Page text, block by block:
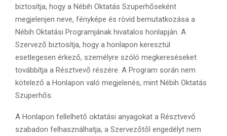
biztosítja, hogy a Nébih Oktatás Szuperhőseként
megjelenjen neve, fényképe és rövid bemutatkozása a
Nébih Oktatási Programjának hivatalos honlapján. A
Szervező biztosítja, hogy a honlapon keresztül
esetlegesen érkező, személyre szóló megkereséseket
továbbítja a Résztvevő részére. A Program során nem
kötelező a Honlapon való megjelenés, mint Nébih Oktatás
Szuperhős.
A Honlapon fellelhető oktatási anyagokat a Résztvevő
szabadon felhasználhatja, a Szervezőtől engedélyt nem